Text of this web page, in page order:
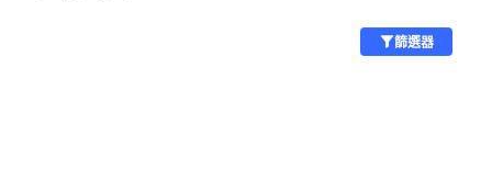
篩選器